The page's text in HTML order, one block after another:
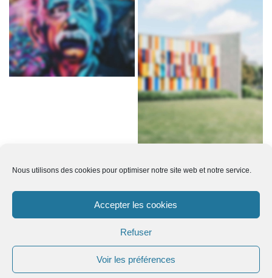
Nous utilisons des cookies pour optimiser notre site web et notre service.
Accepter les cookies
Refuser
Voir les préférences
gic67@orange.fr
1 rue de l’école
67260 SARRE-UNION